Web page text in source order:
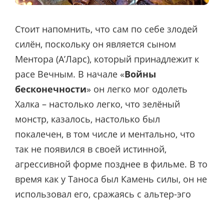
Стоит напомнить, что сам по себе злодей
силён, поскольку он является сыном
Ментора (А’Ларс), который принадлежит к
расе Вечным. В начале «Войны
бесконечности» он легко мог одолеть
Халка – настолько легко, что зелёный
монстр, казалось, настолько был
покалечен, в том числе и ментально, что
так не появился в своей истинной,
агрессивной форме позднее в фильме. В то
время как у Таноса был Камень силы, он не
использовал его, сражаясь с альтер-эго